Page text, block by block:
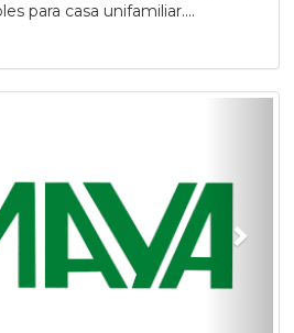
para casa unifamiliar....